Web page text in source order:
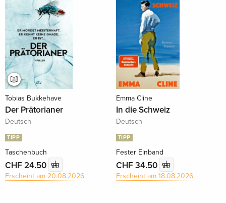
Tobias Bukkehave
Der Prätorianer
Deutsch
TIPP
Taschenbuch
CHF 24.50
Erscheint am 20.08.2026
Emma Cline
In die Schweiz
Deutsch
TIPP
Fester Einband
CHF 34.50
Erscheint am 18.08.2026